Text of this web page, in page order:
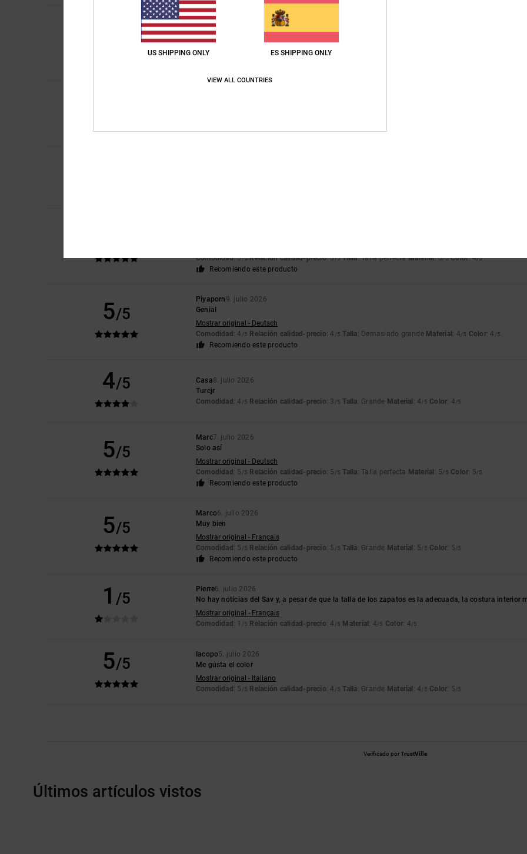
Michael
Es muy cómodo y cumple con mis expectativas
Mostrar original - Français
Comodidad
Relación calidad-precio: 5
Comodidad: 5/5 Relación calidad-precio: 5/5 Talla: Talla perfecta
Comodidad: 5/5 Relación calidad-precio: 5/5 Talla: Talla perfectaMaterial: 5/5 Color: 4/5
Recomiendo este producto
5/5
Piyaporn 9. julio 2026
Genial
Mostrar original - Deutsch
Comodidad : 4 /5 Relación calidad-precio: 4 /5 Talla: Demasiado grande Material : 4/5 Color: 4 /5
Recomiendo este producto
4/5 Casa8. julio 2026
Turcjr
Comodidad : 4 /5 Relación calidad-precio: 3 /5 Talla: Grande Material : 4/5 Color: 4/5
5/5
Marc7. julio 2026
Solo así
Mostrar original - Deutsch
Comodidad : 5 /5 Relación calidad-precio: 5 /5 Talla: Talla perfecta Material : 5/5 Color: 5/5
Recomiendo este producto
5/5
Marco6. julio 2026
Muy bien
Mostrar original - Français
Comodidad : 5 /5 Relación calidad-precio: 5 /5 Talla: Grande Material : 5/5 Color: 5/5
Recomiendo este producto
1 /5
Pierre6. julio 2026
No hay noticias del Sav y, a pesar de que la talla de los zapatos es la adecuada, la costura interior
Mostrar original - Français
Comodidad : 1 /5 Relación calidad-precio: 4 /5 Material : 4/5 Color: 4/5
5/5
Iacopo5. julio 2026
Me gusta el color
Mostrar original - Italiano
Comodidad : 5 /5 Relación calidad-precio: 4 /5 Talla: Grande Material : 4/5 Color: 5/5
Verificado porTrustVille
Últimos artículos vistos
US SHIPPING ONLY ES SHIPPING ONLY
VIEW ALL COUNTRIES